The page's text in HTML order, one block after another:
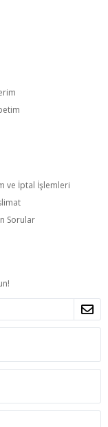
ve İptal İşlemleri
Sorular